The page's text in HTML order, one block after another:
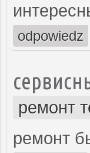
odpowiedz
ремонт
ремонт